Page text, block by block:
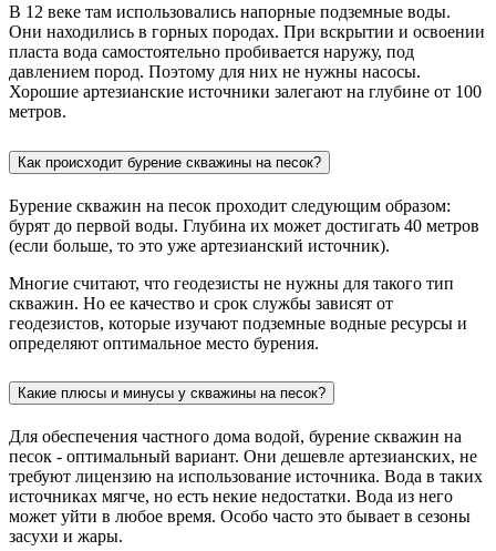
В 12 веке там использовались напорные подземные воды.
Они находились в горных породах. При вскрытии и освоении
пласта вода самостоятельно пробивается наружу, под
давлением пород. Поэтому для них не нужны насосы.
Хорошие артезианские источники залегают на глубине от 100
метров.
Как происходит бурение скважины на песок?
Бурение скважин на песок проходит следующим образом:
бурят до первой воды. Глубина их может достигать 40 метров
(если больше, то это уже артезианский источник).
Многие считают, что геодезисты не нужны для такого тип
скважин. Но ее качество и срок службы зависят от
геодезистов, которые изучают подземные водные ресурсы и
определяют оптимальное место бурения.
Какие плюсы и минусы у скважины на песок?
Для обеспечения частного дома водой, бурение скважин на
песок - оптимальный вариант. Они дешевле артезианских, не
требуют лицензию на использование источника. Вода в таких
источниках мягче, но есть некие недостатки. Вода из него
может уйти в любое время. Особо часто это бывает в сезоны
засухи и жары.